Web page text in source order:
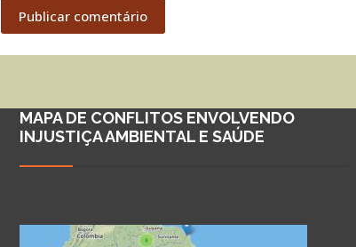
Publicar comentário
MAPA DE CONFLITOS ENVOLVENDO
INJUSTIÇA AMBIENTAL E SAÚDE